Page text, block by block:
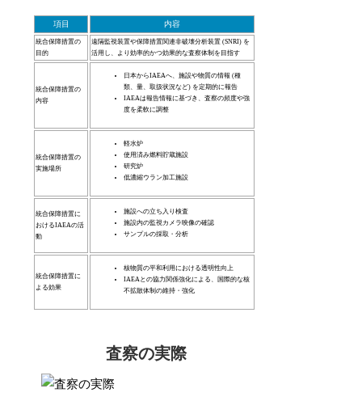
項目 内容
統合保障措置の
目的
遠隔監視装置や保障措置関連非破壊分析装置 (SNRI) を
活用し、より効率的かつ効果的な査察体制を目指す
統合保障措置の
内容
日本からIAEAへ、施設や物質の情報 (種
類、量、取扱状況など) を定期的に報告
IAEAは報告情報に基づき、査察の頻度や強
度を柔軟に調整
統合保障措置の
実施場所
軽水炉
使用済み燃料貯蔵施設
研究炉
低濃縮ウラン加工施設
統合保障措置に
おけるIAEAの活
動
施設への立ち入り検査
施設内の監視カメラ映像の確認
サンプルの採取・分析
統合保障措置に
よる効果
核物質の平和利用における透明性向上
IAEAとの協力関係強化による、国際的な核
不拡散体制の維持・強化
査察の実際